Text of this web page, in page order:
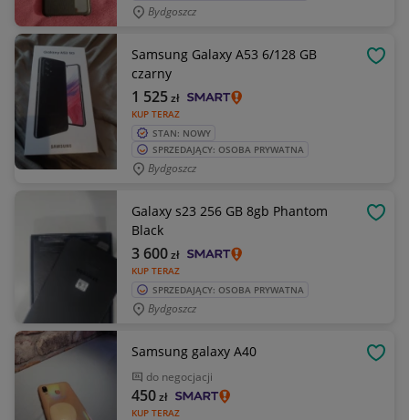
Bydgoszcz
Samsung Galaxy A53 6/128 GB
czarny
KUP TERAZ
1 525zł
STAN: NOWY
SPRZEDAJĄCY: OSOBA PRYWATNA
Bydgoszcz
Galaxy s23 256 GB 8gb Phantom
Black
KUP TERAZ
3 600zł
SPRZEDAJĄCY: OSOBA PRYWATNA
Bydgoszcz
Samsung galaxy A40
do negocjacji
KUP TERAZ
450zł